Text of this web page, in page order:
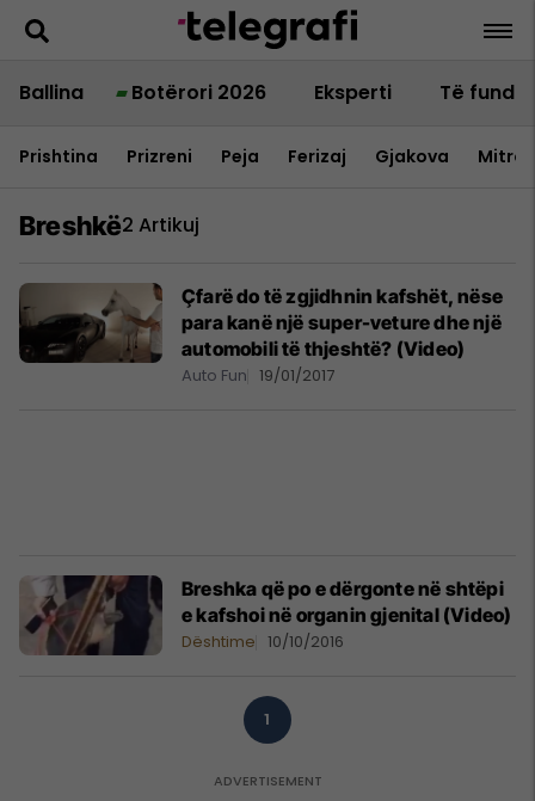
Ballina Botërori 2026 Eksperti Të fundit
Prishtina Prizreni Peja Ferizaj Gjakova
Breshkë2 Artikuj
Çfarë do të zgjidhnin kafshët, nëse
para kanë një super-veture dhe një
automobili të thjeshtë? (Video)
Auto Fun 19/01/2017
Breshka që po e dërgonte në shtëpi
e kafshoi në organin gjenital (Video)
Dështime 10/10/2016
1